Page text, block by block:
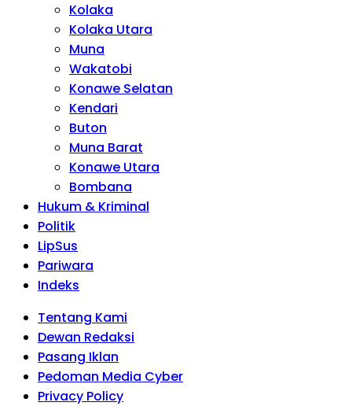
Kolaka
Kolaka Utara
Muna
Wakatobi
Konawe Selatan
Kendari
Buton
Muna Barat
Konawe Utara
Bombana
Hukum & Kriminal
Politik
LipSus
Pariwara
Indeks
Tentang Kami
Dewan Redaksi
Pasang Iklan
Pedoman Media Cyber
Privacy Policy